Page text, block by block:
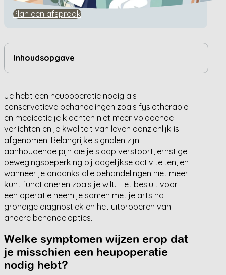
Plan een afspraak
Inhoudsopgave
Je hebt een heupoperatie nodig als
conservatieve behandelingen zoals fysiotherapie
en medicatie je klachten niet meer voldoende
verlichten en je kwaliteit van leven aanzienlijk is
afgenomen. Belangrijke signalen zijn
aanhoudende pijn die je slaap verstoort, ernstige
bewegingsbeperking bij dagelijkse activiteiten, en
wanneer je ondanks alle behandelingen niet meer
kunt functioneren zoals je wilt. Het besluit voor
een operatie neem je samen met je arts na
grondige diagnostiek en het uitproberen van
andere behandelopties.
Welke symptomen wijzen erop dat
je misschien een heupoperatie
nodig hebt?